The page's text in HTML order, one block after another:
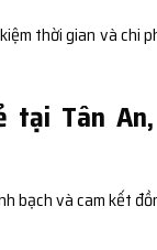
thời gian và chi
Tân An,
bạch và cam kết